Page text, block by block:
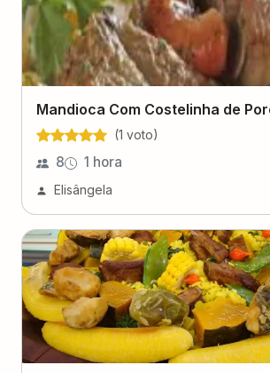
Mandioca Com Costelinha de
(1 voto)
8 1 hora
Elisângela